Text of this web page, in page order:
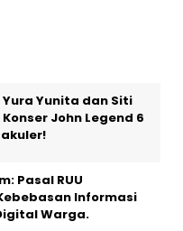
Yunita dan Siti
John Legend 6
Pasal RUU
Informasi
Warga.